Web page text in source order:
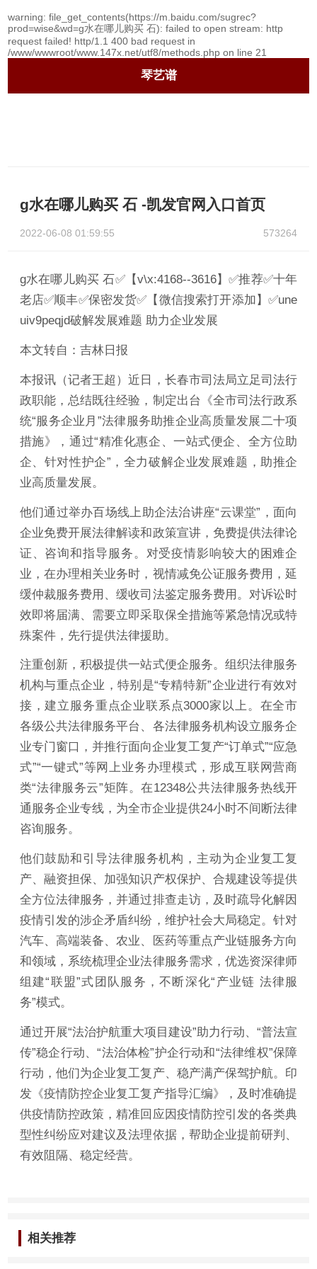
warning: file_get_contents(https://m.baidu.com/sugrec?
prod=wise&wd=g水在哪儿购买 石): failed to open stream: http
request failed! http/1.1 400 bad request in
/www/wwwroot/www.147x.net/utf8/methods.phpon line 21
琴艺谱
g水在哪儿购买 石 -凯发官网入口首页
2022-06-08 01:59:55 573264
g水在哪儿购买 石✅【v\x:4168--3616】✅推荐✅十年
老店✅顺丰✅保密发货✅【微信搜索打开添加】✅une
uiv9peqjd破解发展难题 助力企业发展
本文转自：吉林日报
本报讯（记者王超）近日，长春市司法局立足司法行
政职能，总结既往经验，制定出台《全市司法行政系
统“服务企业月”法律服务助推企业高质量发展二十项
措施》，通过“精准化惠企、一站式便企、全方位助
企、针对性护企”，全力破解企业发展难题，助推企
业高质量发展。
他们通过举办百场线上助企法治讲座“云课堂”，面向
企业免费开展法律解读和政策宣讲，免费提供法律论
证、咨询和指导服务。对受疫情影响较大的困难企
业，在办理相关业务时，视情减免公证服务费用，延
缓仲裁服务费用、缓收司法鉴定服务费用。对诉讼时
效即将届满、需要立即采取保全措施等紧急情况或特
殊案件，先行提供法律援助。
注重创新，积极提供一站式便企服务。组织法律服务
机构与重点企业，特别是“专精特新”企业进行有效对
接，建立服务重点企业联系点3000家以上。在全市
各级公共法律服务平台、各法律服务机构设立服务企
业专门窗口，并推行面向企业复工复产“订单式”“应急
式”“一键式”等网上业务办理模式，形成互联网营商
类“法律服务云”矩阵。在12348公共法律服务热线开
通服务企业专线，为全市企业提供24小时不间断法律
咨询服务。
他们鼓励和引导法律服务机构，主动为企业复工复
产、融资担保、加强知识产权保护、合规建设等提供
全方位法律服务，并通过排查走访，及时疏导化解因
疫情引发的涉企矛盾纠纷，维护社会大局稳定。针对
汽车、高端装备、农业、医药等重点产业链服务方向
和领域，系统梳理企业法律服务需求，优选资深律师
组建“联盟”式团队服务，不断深化“产业链 法律服
务”模式。
通过开展“法治护航重大项目建设”助力行动、“普法宣
传”稳企行动、“法治体检”护企行动和“法律维权”保障
行动，他们为企业复工复产、稳产满产保驾护航。印
发《疫情防控企业复工复产指导汇编》，及时准确提
供疫情防控政策，精准回应因疫情防控引发的各类典
型性纠纷应对建议及法理依据，帮助企业提前研判、
有效阻隔、稳定经营。
相关推荐